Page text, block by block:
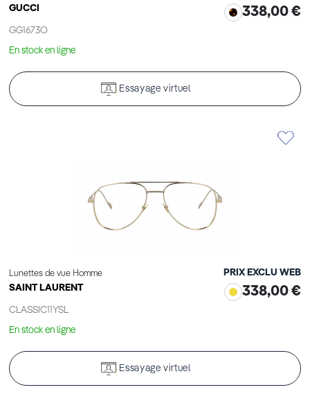
GUCCI
GG1673O
338,00 €
En stock en ligne
Essayage virtuel
Lunettes de vue Homme
SAINT LAURENT
CLASSIC11YSL
PRIX EXCLU WEB
338,00 €
En stock en ligne
Essayage virtuel